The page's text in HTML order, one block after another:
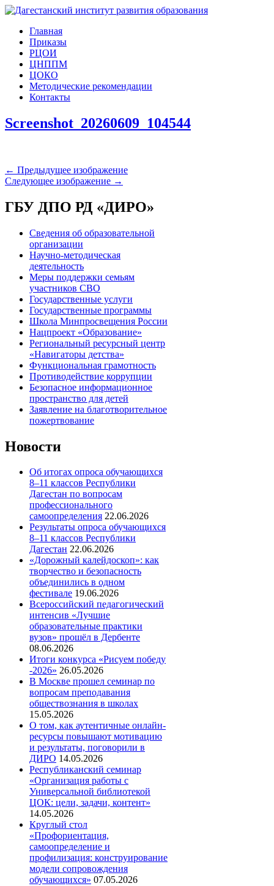
Главная
Приказы
РЦОИ
ЦНППМ
ЦОКО
Методические рекомендации
Контакты
Screenshot_20260609_104544
← Предыдущее изображение
Следующее изображение →
ГБУ ДПО РД «ДИРО»
Сведения об образовательной
организации
Научно-методическая
деятельность
Меры поддержки семьям
участников СВО
Государственные услуги
Государственные программы
Школа Минпросвещения России
Нацпроект «Образование»
Региональный ресурсный центр
«Навигаторы детства»
Функциональная грамотность
Противодействие коррупции
Безопасное информационное
пространство для детей
Заявление на благотворительное
пожертвование
Новости
Об итогах опроса обучающихся
8–11 классов Республики
Дагестан по вопросам
профессионального
самоопределения 22.06.2026
Результаты опроса обучающихся
8–11 классов Республики
Дагестан 22.06.2026
«Дорожный калейдоскоп»: как
творчество и безопасность
объединились в одном
фестивале 19.06.2026
Всероссийский педагогический
интенсив «Лучшие
образовательные практики
вузов» прошёл в Дербенте
08.06.2026
Итоги конкурса «Рисуем победу
-2026» 26.05.2026
В Москве прошел семинар по
вопросам преподавания
обществознания в школах
15.05.2026
О том, как аутентичные онлайн-
ресурсы повышают мотивацию
и результаты, поговорили в
ДИРО 14.05.2026
Республиканский семинар
«Организация работы с
Универсальной библиотекой
ЦОК: цели, задачи, контент»
14.05.2026
Круглый стол
«Профориентация,
самоопределение и
профилизация: конструирование
модели сопровождения
обучающихся» 07.05.2026